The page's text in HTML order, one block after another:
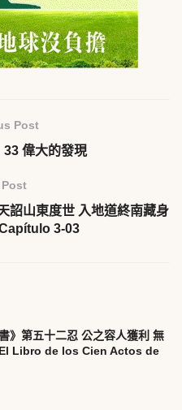
Post
33 偉大的發現
Post
詔山東度世 入地道終南藏身
3-03
》第五十二忍 公之容人獲利 無
Libro de los Cien Actos de